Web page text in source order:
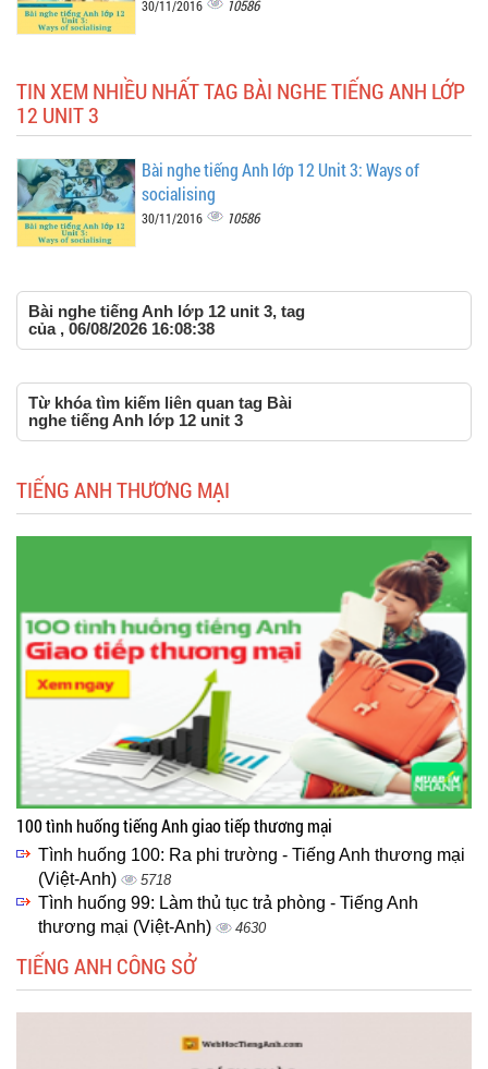
30/11/2016 10586
TIN XEM NHIỀU NHẤT TAG BÀI NGHE TIẾNG ANH LỚP
12 UNIT 3
Bài nghe tiếng Anh lớp 12 Unit 3: Ways of
socialising
30/11/2016 10586
Bài nghe tiếng Anh lớp 12 unit 3, tag
của , 06/08/2026 16:08:38
Từ khóa tìm kiếm liên quan tag Bài
nghe tiếng Anh lớp 12 unit 3
TIẾNG ANH THƯƠNG MẠI
100 tình huống tiếng Anh giao tiếp thương mại
Tình huống 100: Ra phi trường - Tiếng Anh thương mại
(Việt-Anh)
5718
Tình huống 99: Làm thủ tục trả phòng - Tiếng Anh
thương mại (Việt-Anh)
4630
TIẾNG ANH CÔNG SỞ